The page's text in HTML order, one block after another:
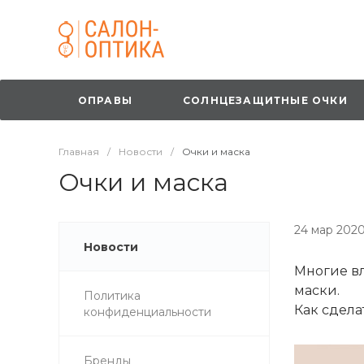
ОПРАВЫ СОЛНЦЕЗАЩИТНЫЕ ОЧКИ
Главная / Новости / Очки и маска
Очки и маска
Новости
Политика
конфиденциальности
Бренды
24 мар 2020
Многие
маски.
Как